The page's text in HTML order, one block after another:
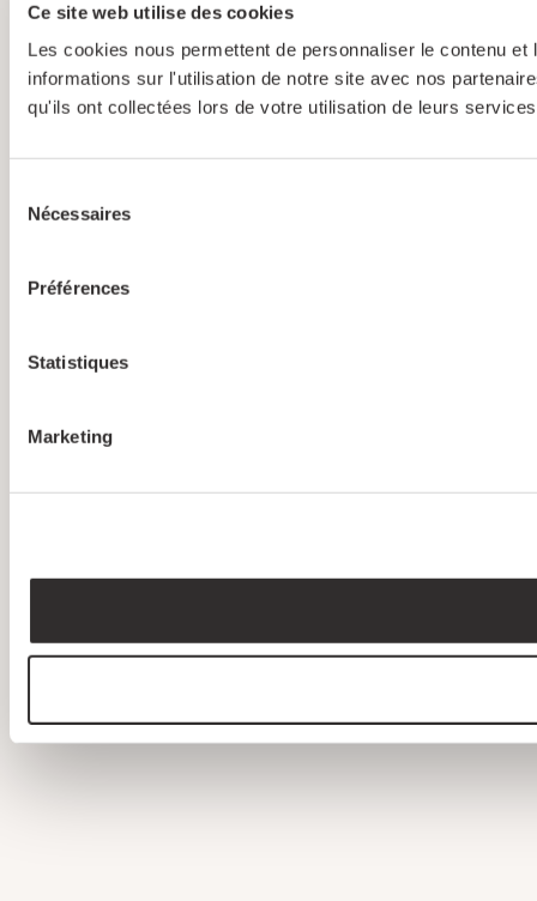
Ce site web utilise des cookies
Les cookies nous permettent de personnaliser le contenu
informations sur l'utilisation de notre site avec nos
qu'ils ont collectées lors de votre utilisation de leurs
Nécessaires
Préférences
Statistiques
Marketing